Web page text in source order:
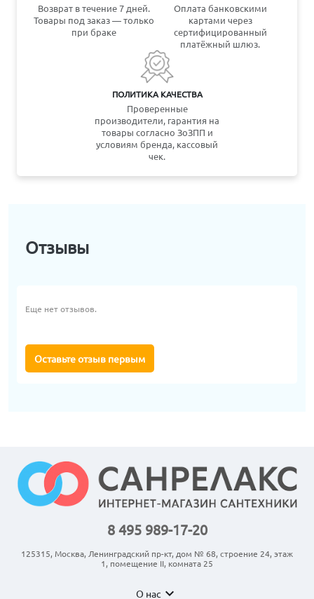
Возврат в течение 7 дней.
Товары под заказ — только
при браке
Оплата банковскими
картами через
сертифицированный
платёжный шлюз.
ПОЛИТИКА КАЧЕСТВА
Проверенные
производители, гарантия на
товары согласно ЗоЗПП и
условиям бренда, кассовый
чек.
Отзывы
Еще нет отзывов.
Оставьте отзыв первым
8 495 989-17-20
125315, Москва, Ленинградский пр-кт, дом № 68, строение 24, этаж
1, помещение II, комната 25
О нас expand_more